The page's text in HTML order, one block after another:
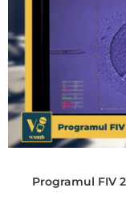
Programul FIV